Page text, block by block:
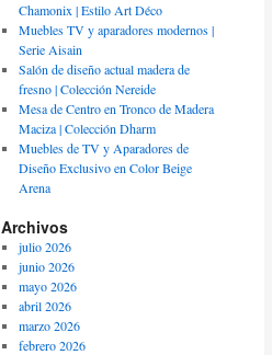
Chamonix | Estilo Art Déco
Muebles TV y aparadores modernos |
Serie Aisain
Salón de diseño actual madera de
fresno | Colección Nereide
Mesa de Centro en Tronco de Madera
Maciza | Colección Dharm
Muebles de TV y Aparadores de
Diseño Exclusivo en Color Beige
Arena
Archivos
julio 2026
junio 2026
mayo 2026
abril 2026
marzo 2026
febrero 2026